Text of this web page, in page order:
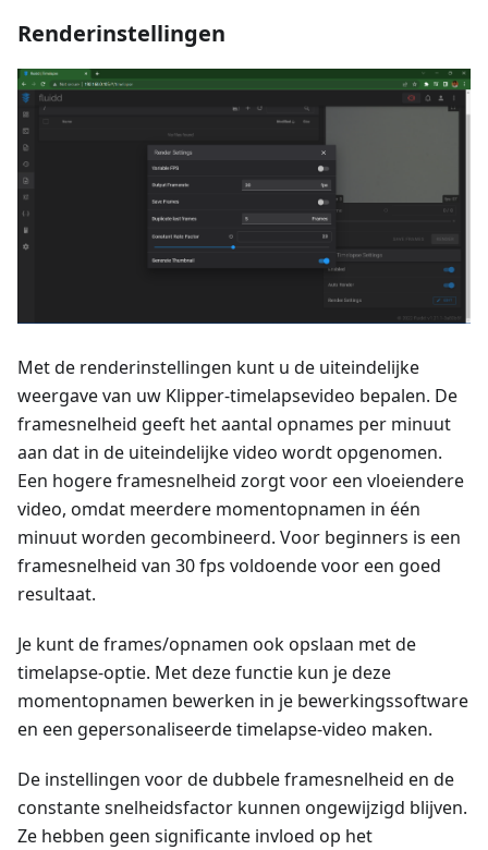
Renderinstellingen
Met de renderinstellingen kunt u de uiteindelijke
weergave van uw Klipper-timelapsevideo bepalen. De
framesnelheid geeft het aantal opnames per minuut
aan dat in de uiteindelijke video wordt opgenomen.
Een hogere framesnelheid zorgt voor een vloeiendere
video, omdat meerdere momentopnamen in één
minuut worden gecombineerd. Voor beginners is een
framesnelheid van 30 fps voldoende voor een goed
resultaat.
Je kunt de frames/opnamen ook opslaan met de
timelapse-optie. Met deze functie kun je deze
momentopnamen bewerken in je bewerkingssoftware
en een gepersonaliseerde timelapse-video maken.
De instellingen voor de dubbele framesnelheid en de
constante snelheidsfactor kunnen ongewijzigd blijven.
Ze hebben geen significante invloed op het